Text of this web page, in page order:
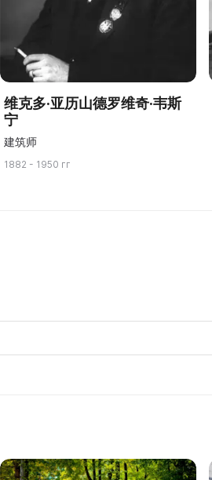
维克多·亚历山德罗维奇·韦斯
宁
建筑师
1882 - 1950 гг